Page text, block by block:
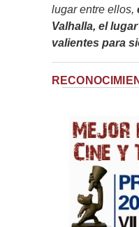
lugar entre ellos,
Valhalla, el
valientes para